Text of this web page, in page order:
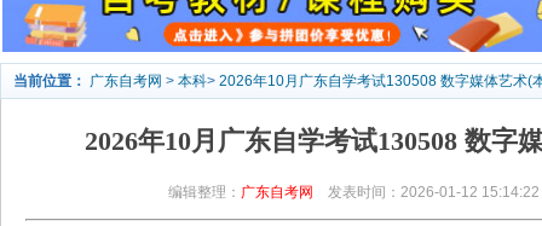
当前位置： 广东自考网 > 本科> 2026年10月广东自学考试130508 数字媒体艺术(
2026年10月广东自学考试130508 数字
编辑整理： 广东自考网 发表时间：2026-01-12 15:14:22